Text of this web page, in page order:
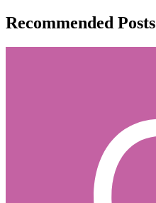
Recommended Posts